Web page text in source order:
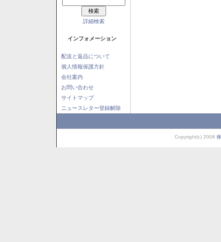
詳細検索
インフォメーション
配送と返品について
個人情報保護方針
会社案内
お問い合わせ
サイトマップ
ニュースレター登録解除
Copyright(c) 2008